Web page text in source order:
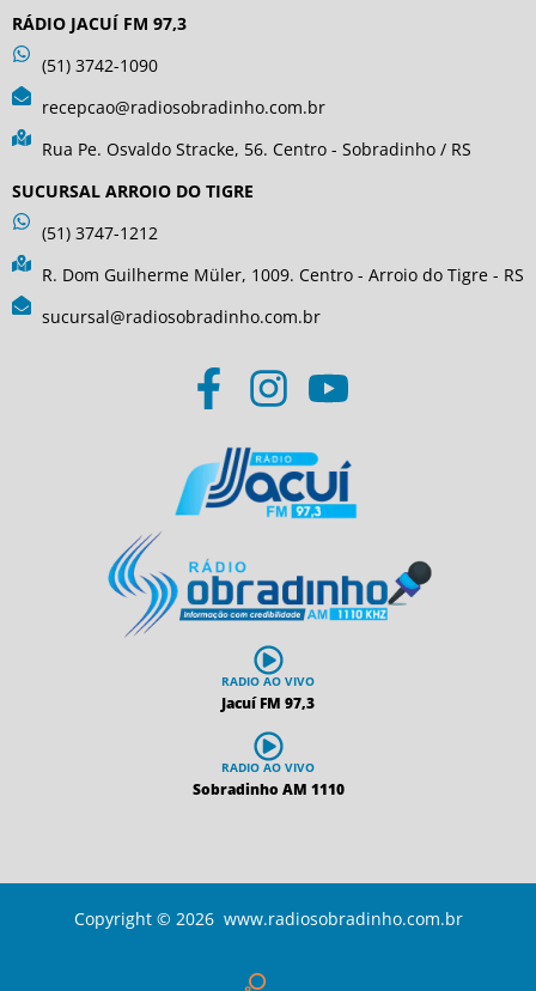
RÁDIO JACUÍ FM 97,3
(51) 3742-1090
recepcao@radiosobradinho.com.br
Rua Pe. Osvaldo Stracke, 56. Centro - Sobradinho / RS
SUCURSAL ARROIO DO TIGRE
(51) 3747-1212
R. Dom Guilherme Müler, 1009. Centro - Arroio do Tigre - RS
sucursal@radiosobradinho.com.br
RADIO AO VIVO
Jacuí FM 97,3
RADIO AO VIVO
Sobradinho AM 1110
Copyright © 2026 www.radiosobradinho.com.br